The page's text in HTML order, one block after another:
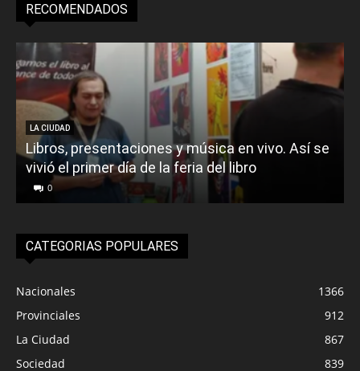
RECOMENDADOS
LA CIUDAD
Libros, presentaciones y música en vivo. Así se
vivió el primer día de la feria del libro
0
CATEGORIAS POPULARES
Nacionales
1366
Provinciales
912
La Ciudad
867
Sociedad
839